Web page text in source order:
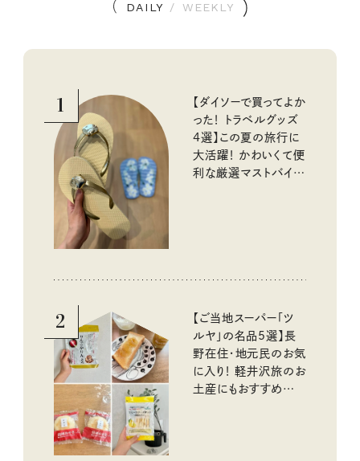
DAILY / WEEKLY
1
【ダイソーで買ってよか
った！ トラベルグッズ
4選】この夏の旅行に
大活躍！ かわいくて便
利な厳選マストバイア
2
【ご当地スーパー「ツ
ルヤ」の名品5選】長
野在住・地元民のお気
に入り！ 軽井沢旅のお
土産にもおすすめのお